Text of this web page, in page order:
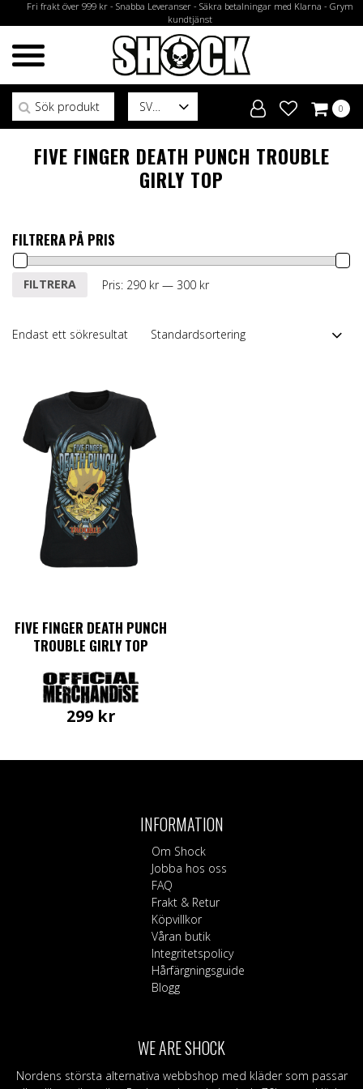
Fri frakt över 999 kr - Snabba Leveranser - Säkra betalningar med Klarna - Grym
kundtjänst
SV
Sök efter:
0
FIVE FINGER DEATH PUNCH TROUBLE
GIRLY TOP
FILTRERA PÅ PRIS
Min
MaxFILTRERA Pris: 290 kr— 300 kr
Endast ett sökresultat
FIVE FINGER DEATH PUNCH
TROUBLE GIRLY TOP
299 kr
alternativen
produktsidan
INFORMATION
Om Shock
Jobba hos oss
FAQ
Frakt & Retur
Köpvillkor
Våran butik
Integritetspolicy
Hårfärgningsguide
Blogg
WE ARE SHOCK
Nordens största alternativa webbshop med kläder som passar